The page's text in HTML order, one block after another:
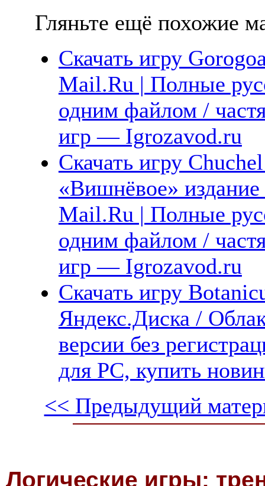
Гляньте ещё похожие
Скачать игру
Mail.Ru | Полные
одним файлом /
игр — Igrozavod.ru
Скачать игру
«Вишнёвое»
Mail.Ru | Полные
одним файлом /
игр — Igrozavod.ru
Скачать игру
Яндекс.Диска /
версии без
для PC, купить
<< Предыдущий
Логические игры: